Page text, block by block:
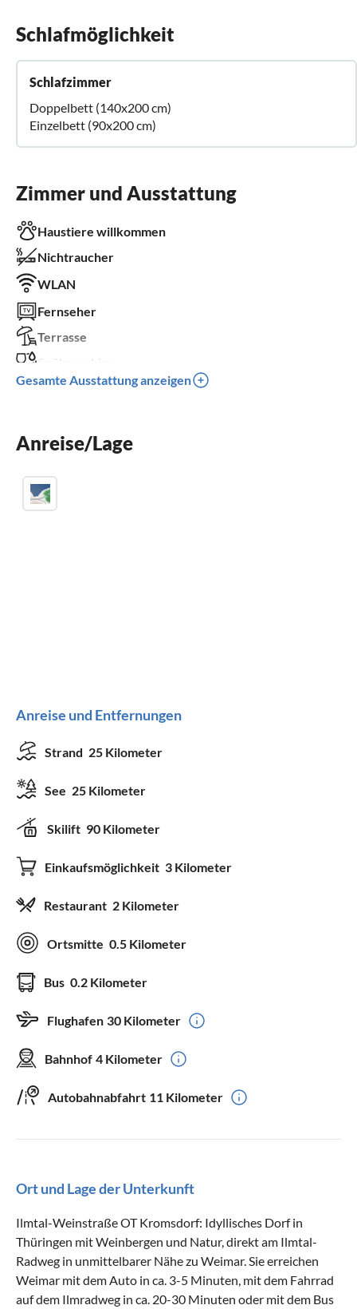
Schlafmöglichkeit
Schlafzimmer
Doppelbett (140x200 cm)
Einzelbett (90x200 cm)
Zimmer und Ausstattung
Haustiere willkommen
Nichtraucher
WLAN
Fernseher
Terrasse
Kinder willkommen
Gesamte Ausstattung anzeigen
Anreise/Lage
Anreise und Entfernungen
Strand 25 Kilometer
See 25 Kilometer
Skilift 90 Kilometer
Einkaufsmöglichkeit 3 Kilometer
Restaurant 2 Kilometer
Ortsmitte 0.5 Kilometer
Bus 0.2 Kilometer
Flughafen 30 Kilometer
Bahnhof 4 Kilometer
Autobahnabfahrt 11 Kilometer
Ort und Lage der Unterkunft
Ilmtal-Weinstraße OT Kromsdorf: Idyllisches Dorf in
Thüringen mit Weinbergen und Natur, direkt am Ilmtal-
Radweg in unmittelbarer Nähe zu Weimar. Sie erreichen
Weimar mit dem Auto in ca. 3-5 Minuten, mit dem Fahrrad
auf dem Ilmradweg in ca. 20-30 Minuten oder mit dem Bus